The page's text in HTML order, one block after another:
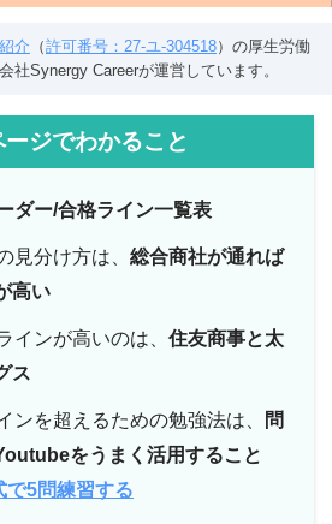
介 （許可番号：27-ユ-304518）の厚生労働
社Synergy Careerが運営しています。
ージでわかること
ダー/合格ライン一覧表
見分け方は、 総合商社が通れば
高い
インが高いのは、 住友商事と太
ス
ンを超えるための勉強法は、
問
をうまく活用すること
5問練習する